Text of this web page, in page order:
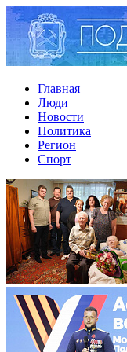
Главная
Люди
Новости
Политика
Регион
Спорт